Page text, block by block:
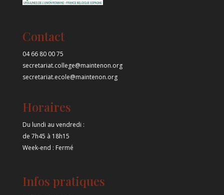
Contact
04 66 80 00 75
secretariat.college@maintenon.org
secretariat.ecole@maintenon.org
Horaires
Du lundi au vendredi :
de 7h45 à 18h15
Week-end : Fermé
Infos pratiques